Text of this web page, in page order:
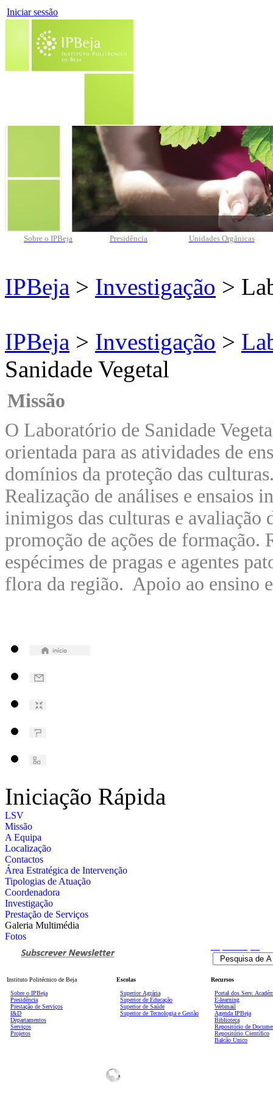
Iniciar sessão
Sobre o IPBeja Presidência Unidades Orgânicas
IPBeja > Investigação >
IPBeja > Investigação >
Sanidade Vegetal
Missão
O Laboratório de Sanidade
orientada para as atividades de
domínios da proteção das
Realização de análises e ensaios
inimigos das culturas e avaliação
promoção de ações de formação.
espécimes de pragas e agentes
flora da região. Apoio ao ensino
Iniciação Rápida
LSV
Missão
A Equipa
Localização
Contactos
Área Estratégica de Intervenção
Tipologias de Atuação
Coordenadora
Investigação
Prestação de Serviços
Galeria Multimédia
Fotos
Instituto Politécnico de Beja
Sobre o IPBeja
Presidência
Prestação de Serviços
I&D
Departamentos
Serviços
Projetos
Escolas
Superior Agrária
Superior de Educação
Superior de Saúde
Superior de Tecnologia e Gestão
Recursos
Portal dos Serv.
E-learning
Webmail
Agenda IPBeja
Biblioteca
Repositório de
Repositório Científico
Balcão Único